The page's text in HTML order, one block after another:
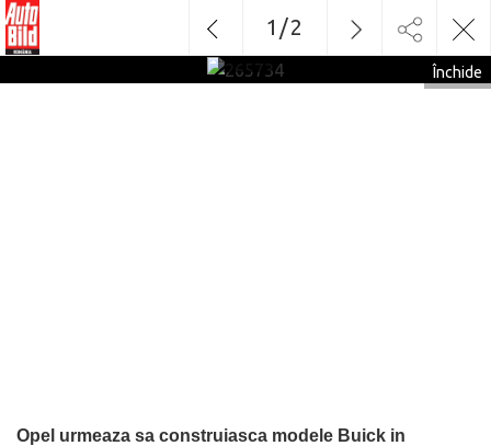
Opel urmeaza sa construiasca modele Buick in
Închide
1 /2